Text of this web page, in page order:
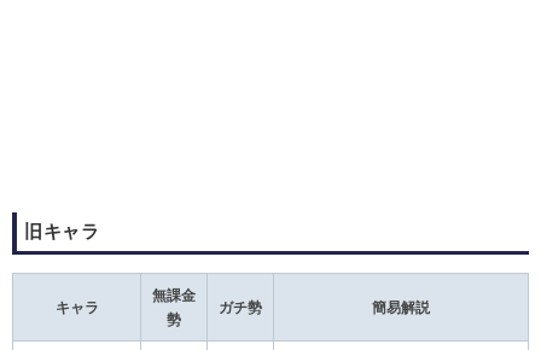
旧キャラ
キャラ
無課金
勢
ガチ勢 簡易解説